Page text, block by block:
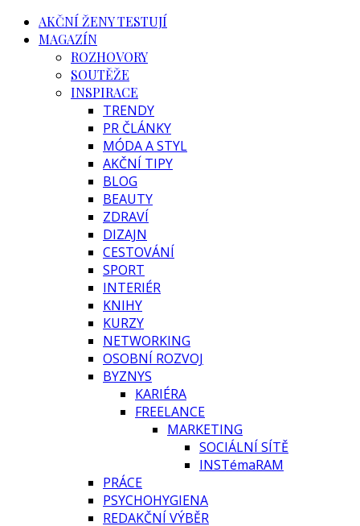
AKČNÍ ŽENY TESTUJÍ
MAGAZÍN
ROZHOVORY
SOUTĚŽE
INSPIRACE
TRENDY
PR ČLÁNKY
MÓDA A STYL
AKČNÍ TIPY
BLOG
BEAUTY
ZDRAVÍ
DIZAJN
CESTOVÁNÍ
SPORT
INTERIÉR
KNIHY
KURZY
NETWORKING
OSOBNÍ ROZVOJ
BYZNYS
KARIÉRA
FREELANCE
MARKETING
SOCIÁLNÍ SÍTĚ
INSTémaRAM
PRÁCE
PSYCHOHYGIENA
REDAKČNÍ VÝBĚR